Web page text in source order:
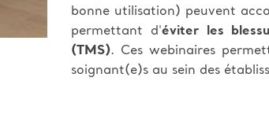
bonne utilisation) peuvent
permettant d'éviter les
(TMS). Ces webinaires
soignant(e)s au sein des